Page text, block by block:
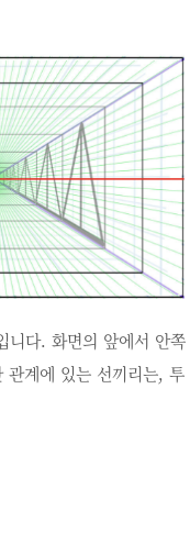
니다. 화면의 앞에서 안쪽
관계에 있는 선끼리는, 투